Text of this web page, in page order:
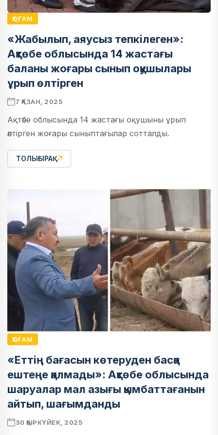
ҚОҒАМ
«Жабылып, аяусыз тепкілеген»:
Ақтөбе облысында 14 жастағы
баланы жоғары сынып оқушылары
ұрып өлтірген
7 ҚАЗАН, 2025
Ақтөбе облысында 14 жастағы оқушыны ұрып
өлтірген жоғары сыныптағылар сотталды.
ТОЛЫҒЫРАҚ
ҚОҒАМ
«Еттің бағасын көтеруден басқа
ештеңе қалмады»: Ақтөбе облысында
шаруалар мал азығы қымбаттағанын
айтып, шағымданды
30 ҚЫРКҮЙЕК, 2025